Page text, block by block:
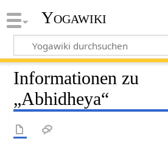
Yogawiki
Informationen zu
„Abhidheya“